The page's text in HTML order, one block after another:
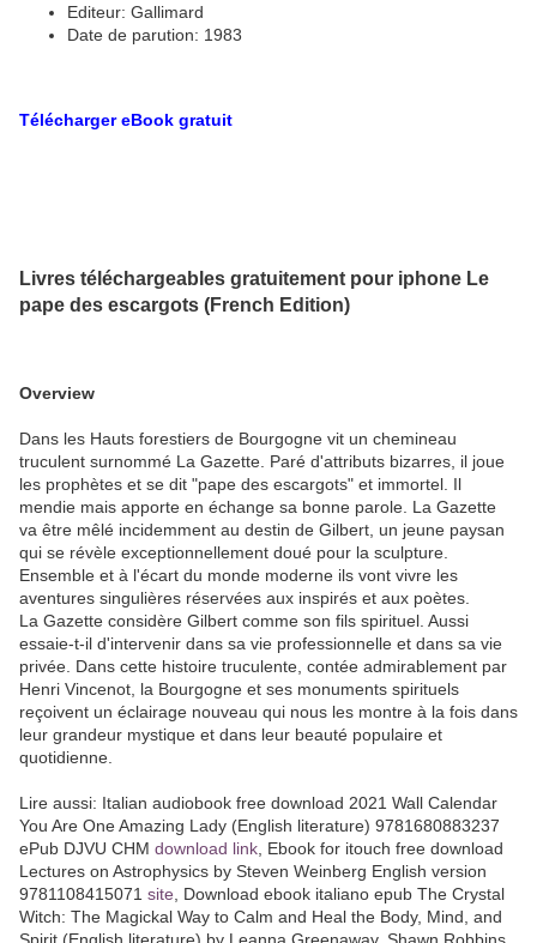
Editeur: Gallimard
Date de parution: 1983
Télécharger eBook gratuit
Livres téléchargeables gratuitement pour iphone Le
pape des escargots (French Edition)
Overview
Dans les Hauts forestiers de Bourgogne vit un chemineau
truculent surnommé La Gazette. Paré d'attributs bizarres, il joue
les prophètes et se dit "pape des escargots" et immortel. Il
mendie mais apporte en échange sa bonne parole. La Gazette
va être mêlé incidemment au destin de Gilbert, un jeune paysan
qui se révèle exceptionnellement doué pour la sculpture.
Ensemble et à l'écart du monde moderne ils vont vivre les
aventures singulières réservées aux inspirés et aux poètes.
La Gazette considère Gilbert comme son fils spirituel. Aussi
essaie-t-il d'intervenir dans sa vie professionnelle et dans sa vie
privée. Dans cette histoire truculente, contée admirablement par
Henri Vincenot, la Bourgogne et ses monuments spirituels
reçoivent un éclairage nouveau qui nous les montre à la fois dans
leur grandeur mystique et dans leur beauté populaire et
quotidienne.
Lire aussi: Italian audiobook free download 2021 Wall Calendar
You Are One Amazing Lady (English literature) 9781680883237
ePub DJVU CHM download link , Ebook for itouch free download
Lectures on Astrophysics by Steven Weinberg English version
9781108415071 site , Download ebook italiano epub The Crystal
Witch: The Magickal Way to Calm and Heal the Body, Mind, and
Spirit (English literature) by Leanna Greenaway, Shawn Robbins